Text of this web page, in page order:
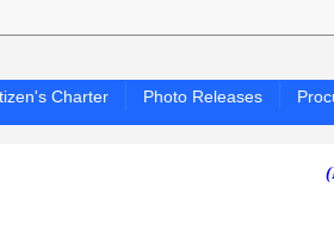
Charter Photo Releases